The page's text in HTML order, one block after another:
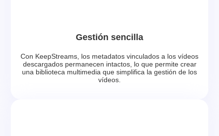
Gestión sencilla
Con KeepStreams, los metadatos vinculados a los vídeos
descargados permanecen intactos, lo que permite crear
una biblioteca multimedia que simplifica la gestión de los
vídeos.